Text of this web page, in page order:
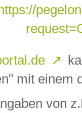
https://
↗
mit einem
von